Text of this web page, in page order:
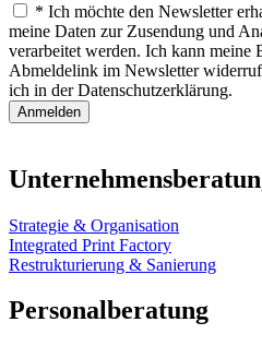
* Ich möchte den Newsletter
meine Daten zur Zusendung und
verarbeitet werden. Ich kann meine
Abmeldelink im Newsletter
ich in der Datenschutzerklärung.
Anmelden
Strategie & Organisation
Integrated Print Factory
Restrukturierung & Sanierung
Personalberatung